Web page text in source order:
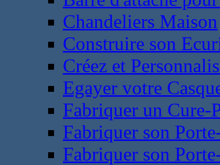
Chandeliers Maison
Construire son
Créez et
Egayer votre
Fabriquer un Cure-
Fabriquer son
Fabriquer son